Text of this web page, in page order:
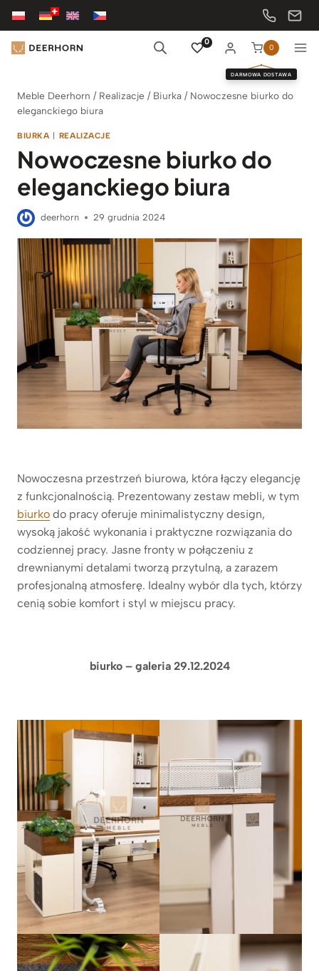
Przejdź
treści
0
0
DARMOWA DOSTAWA
Meble Deerhorn / Realizacje / Biurka / Nowoczesne biurko do
eleganckiego biura
BIURKA | REALIZACJE
Nowoczesne biurko do
eleganckiego biura
deerhorn 29 grudnia 2024
Nowoczesna przestrzeń biurowa, która łączy elegancję
z funkcjonalnością. Prezentowany zestaw mebli, w tym
biurko do pracy oferuje minimalistyczny design,
wysoką jakość wykonania i praktyczne rozwiązania do
codziennej pracy. Jasne fronty w połączeniu z
drewnianymi detalami tworzą przytulną, a zarazem
profesjonalną atmosferę. Idealny wybór dla tych, którzy
cenią sobie komfort i styl w miejscu pracy.
biurko – galeria 29.12.2024